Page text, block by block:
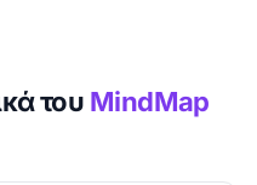
του MindMap